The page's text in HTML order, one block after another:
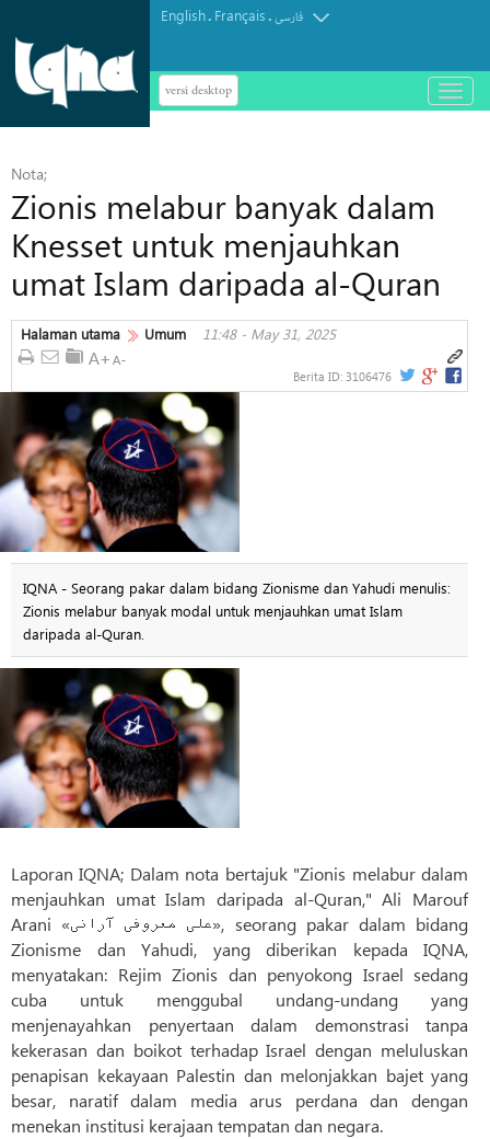
English. Français.فارسی
versi desktop
باز
و
Nota;
Zionis melabur banyak dalam
Knesset untuk menjauhkan
umat Islam daripada al-Quran
Halaman utama Umum 11:48 - May 31, 2025
Berita ID: 3106476
IQNA - Seorang pakar dalam bidang Zionisme dan Yahudi menulis:
Zionis melabur banyak modal untuk menjauhkan umat Islam
daripada al-Quran.
Laporan IQNA; Dalam nota bertajuk "Zionis melabur dalam
menjauhkan umat Islam daripada al-Quran," Ali Marouf
Arani «علی معروفی آرانی», seorang pakar dalam bidang
Zionisme dan Yahudi, yang diberikan kepada IQNA,
menyatakan: Rejim Zionis dan penyokong Israel sedang
cuba untuk menggubal undang-undang yang
menjenayahkan penyertaan dalam demonstrasi tanpa
kekerasan dan boikot terhadap Israel dengan meluluskan
penapisan kekayaan Palestin dan melonjakkan bajet yang
besar, naratif dalam media arus perdana dan dengan
menekan institusi kerajaan tempatan dan negara.